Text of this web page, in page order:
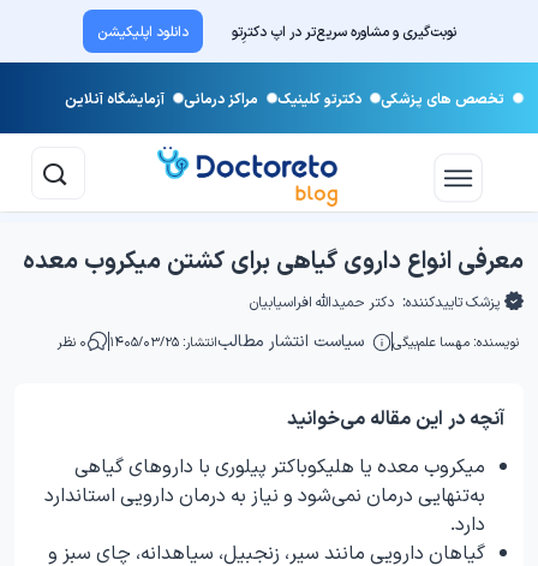
نوبت‌گیری و مشاوره سریع‌تر در اپ دکترِتو دانلود اپلیکیشن
تخصص های پزشکی دکترتو کلینیک مراکز درمانی آزمایشگاه آنلاین
معرفی انواع داروی گیاهی برای کشتن میکروب معده
پزشک تاییدکننده: دکتر حمیدالله افراسیابیان
نویسنده: مهسا علم‌بیگی سیاست انتشار مطالبانتشار: ۱۴۰۵/۰۳/۲۵ ۰ نظر
آنچه در این مقاله می‌خوانید
میکروب معده یا هلیکوباکتر پیلوری با داروهای گیاهی
به‌تنهایی درمان نمی‌شود و نیاز به درمان دارویی استاندارد
دارد.
گیاهان دارویی مانند سیر، زنجبیل، سیاهدانه، چای سبز و